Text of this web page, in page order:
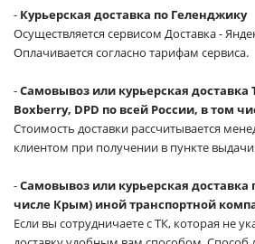
- Курьерская доставка по Геленджику
Осуществляется сервисом Доставка -
Оплачивается согласно тарифам сервиса.
-Самовывоз или курьерская доставка
Boxberry, DPD по всей России, в том
Стоимость доставки рассчитывается
клиентом при получении в пункте
-Самовывоз или курьерская доставка
числе Крым) иной транспортной
Если вы сотрудничаете с ТК, которая не